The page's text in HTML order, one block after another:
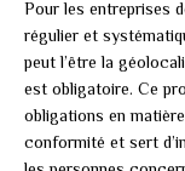
Pour les entreprises
régulier et
peut l’être la
est obligatoire. Ce
obligations en
conformité et sert